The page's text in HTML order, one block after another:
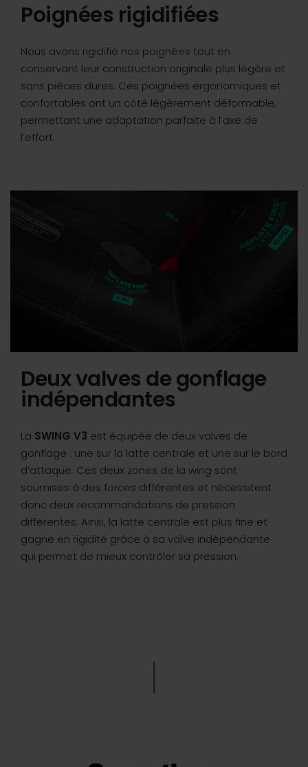
Poignées rigidifiées
Nous avons rigidifié nos poignées tout en
conservant leur construction originale plus légère et
sans pièces dures. Ces poignées ergonomiques et
confortables ont un côté légèrement déformable,
permettant une adaptation parfaite à l’axe de
l’effort.
Deux valves de gonflage
indépendantes
La SWING V3 est équipée de deux valves de
gonflage : une sur la latte centrale et une sur le bord
d’attaque. Ces deux zones de la wing sont
soumises à des forces différentes et nécessitent
donc deux recommandations de pression
différentes. Ainsi, la latte centrale est plus fine et
gagne en rigidité grâce à sa valve indépendante
qui permet de mieux contrôler sa pression.